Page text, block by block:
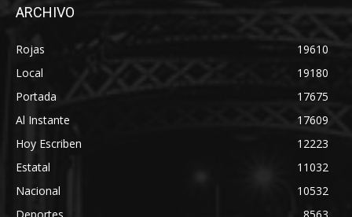
ARCHIVO
Rojas
19610
Local
19180
Portada
17675
Al Instante
17609
Hoy Escriben
12223
Estatal
11032
Nacional
10532
Deportes
8563